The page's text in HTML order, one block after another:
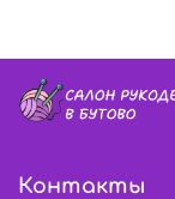
Контакты